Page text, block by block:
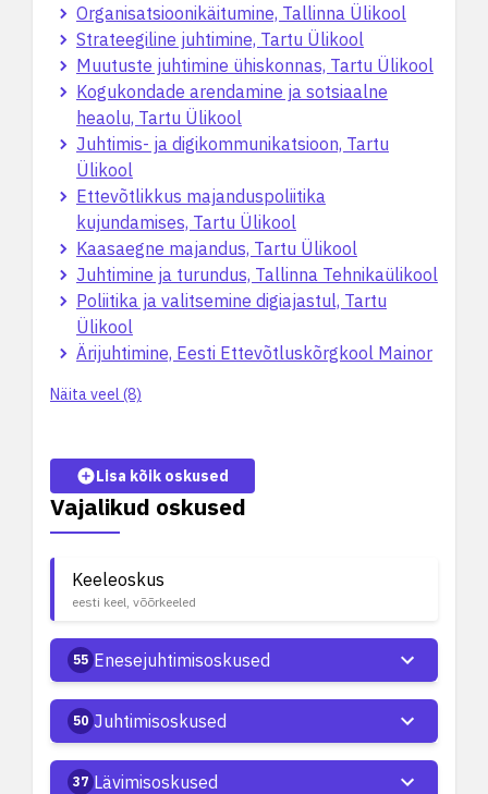
Organisatsioonikäitumine, Tallinna Ülikool
Strateegiline juhtimine, Tartu Ülikool
Muutuste juhtimine ühiskonnas, Tartu Ülikool
Kogukondade arendamine ja sotsiaalne
heaolu, Tartu Ülikool
Juhtimis- ja digikommunikatsioon, Tartu
Ülikool
Ettevõtlikkus majanduspoliitika
kujundamises, Tartu Ülikool
Kaasaegne majandus, Tartu Ülikool
Juhtimine ja turundus, Tallinna Tehnikaülikool
Poliitika ja valitsemine digiajastul, Tartu
Ülikool
Ärijuhtimine, Eesti Ettevõtluskõrgkool Mainor
Näita veel (8)
Vajalikud oskused
Lisa kõik oskused
Keeleoskus
eesti keel, võõrkeeled
55 Enesejuhtimisoskused
50 Juhtimisoskused
37 Lävimisoskused